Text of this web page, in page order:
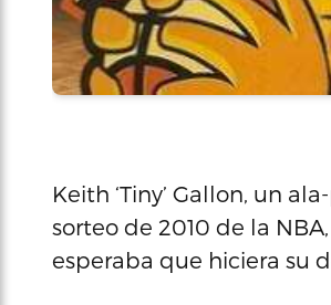
Keith ‘Tiny’ Gallon, un
sorteo de 2010 de la
esperaba que hiciera su